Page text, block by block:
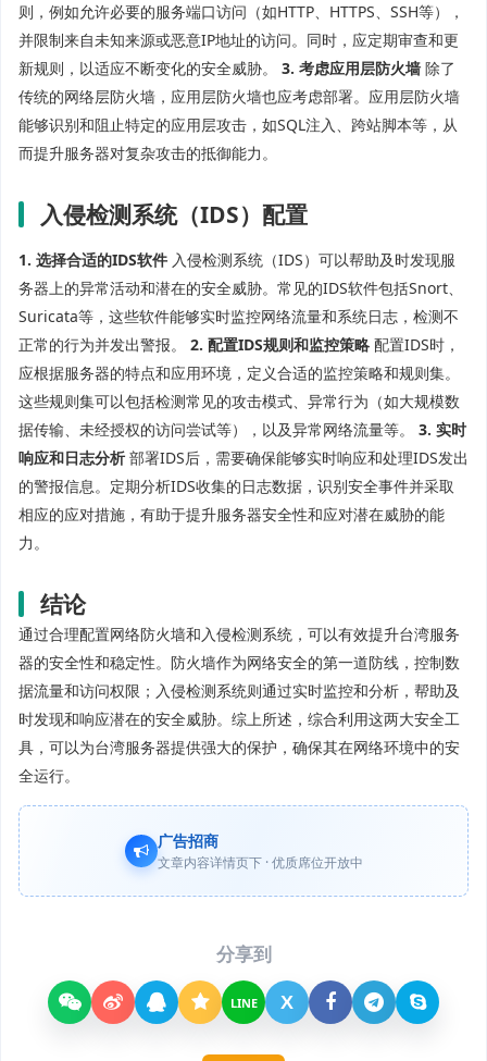
则，例如允许必要的服务端口访问（如HTTP、HTTPS、SSH等），
并限制来自未知来源或恶意IP地址的访问。同时，应定期审查和更
新规则，以适应不断变化的安全威胁。 3. 考虑应用层防火墙 除了
传统的网络层防火墙，应用层防火墙也应考虑部署。应用层防火墙
能够识别和阻止特定的应用层攻击，如SQL注入、跨站脚本等，从
而提升服务器对复杂攻击的抵御能力。
入侵检测系统（IDS）配置
1. 选择合适的IDS软件 入侵检测系统（IDS）可以帮助及时发现服
务器上的异常活动和潜在的安全威胁。常见的IDS软件包括Snort、
Suricata等，这些软件能够实时监控网络流量和系统日志，检测不
正常的行为并发出警报。 2. 配置IDS规则和监控策略 配置IDS时，
应根据服务器的特点和应用环境，定义合适的监控策略和规则集。
这些规则集可以包括检测常见的攻击模式、异常行为（如大规模数
据传输、未经授权的访问尝试等），以及异常网络流量等。 3. 实时
响应和日志分析 部署IDS后，需要确保能够实时响应和处理IDS发出
的警报信息。定期分析IDS收集的日志数据，识别安全事件并采取
相应的应对措施，有助于提升服务器安全性和应对潜在威胁的能
力。
结论
通过合理配置网络防火墙和入侵检测系统，可以有效提升台湾服务
器的安全性和稳定性。防火墙作为网络安全的第一道防线，控制数
据流量和访问权限；入侵检测系统则通过实时监控和分析，帮助及
时发现和响应潜在的安全威胁。综上所述，综合利用这两大安全工
具，可以为台湾服务器提供强大的保护，确保其在网络环境中的安
全运行。
广告招商
文章内容详情页下 · 优质席位开放中
分享到
LINE X